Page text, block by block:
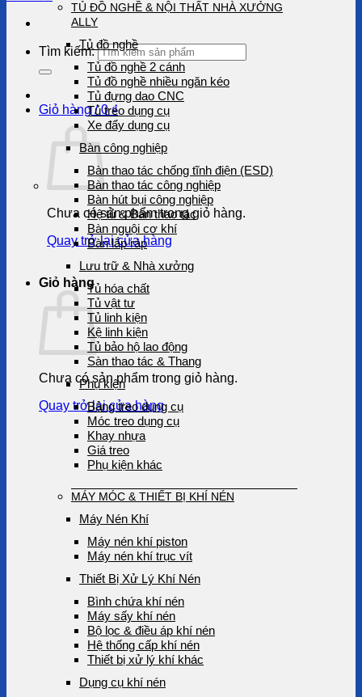
Tìm kiếm:
Giỏ hàng /0₫
Chưa có sản phẩm trong giỏ hàng.
Quay trở lại cửa hàng
Giỏ hàng
Chưa có sản phẩm trong giỏ hàng.
Quay trở lại cửa hàng
TỦ ĐỒ NGHỀ & NỘI THẤT NHÀ XƯỞNG
ALLY
Tủ đồ nghề
Tủ đồ nghề 2 cánh
Tủ đồ nghề nhiều ngăn kéo
Tủ đựng dao CNC
Tủ treo dụng cụ
Xe đẩy dụng cụ
Bàn công nghiệp
Bàn thao tác chống tĩnh điện (ESD)
Bàn thao tác công nghiệp
Bàn hút bụi công nghiệp
Hệ tủ & Bàn thao tác
Bàn nguội cơ khí
Bàn lắp ráp
Lưu trữ & Nhà xưởng
Tủ hóa chất
Tủ vật tư
Tủ linh kiện
Kệ linh kiện
Tủ bảo hộ lao động
Sàn thao tác & Thang
Phụ kiện
Bảng treo dụng cụ
Móc treo dụng cụ
Khay nhựa
Giá treo
Phụ kiện khác
MÁY MÓC & THIẾT BỊ KHÍ NÉN
Máy Nén Khí
Máy nén khí piston
Máy nén khí trục vít
Thiết Bị Xử Lý Khí Nén
Bình chứa khí nén
Máy sấy khí nén
Bộ lọc & điều áp khí nén
Hệ thống cấp khí nén
Thiết bị xử lý khí khác
Dụng cụ khí nén